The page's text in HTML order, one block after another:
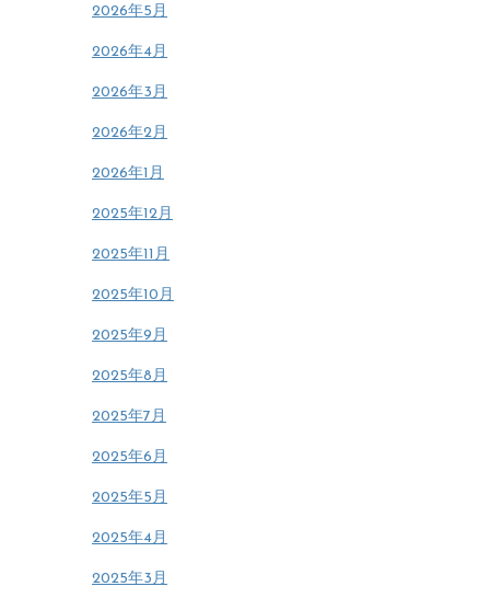
2026年5月
2026年4月
2026年3月
2026年2月
2026年1月
2025年12月
2025年11月
2025年10月
2025年9月
2025年8月
2025年7月
2025年6月
2025年5月
2025年4月
2025年3月